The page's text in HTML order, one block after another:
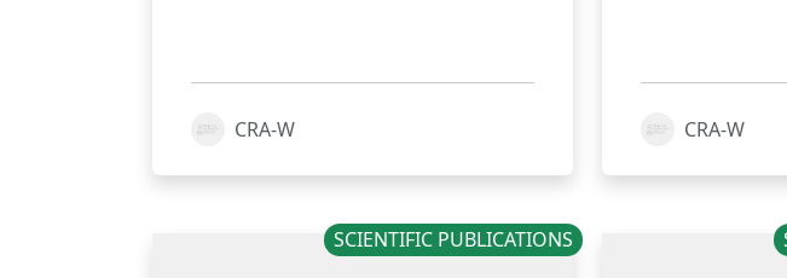
CRA-W CRA-W
SCIENTIFIC PUBLICATIONS